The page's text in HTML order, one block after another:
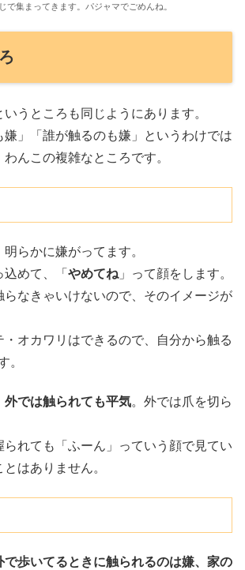
で集まってきます。パジャマでごめんね。
いうところも同じようにあります。
嫌」「誰が触るのも嫌」というわけでは
んこの複雑なところです。
らかに嫌がってます。
めて、「 やめてね 」って顔をします。
らなきゃいけないので、そのイメージが
・オカワリはできるので、自分から触る
。
外では触られても平気。外では爪を切ら
られても「ふーん」っていう顔で見てい
はありません。
で歩いてるときに触られるのは嫌、家の